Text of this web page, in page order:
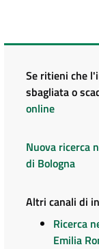
Se ritieni che
sbagliata o
online
Nuova ricerca
di Bologna
Altri canali di
Ricerca
Emilia